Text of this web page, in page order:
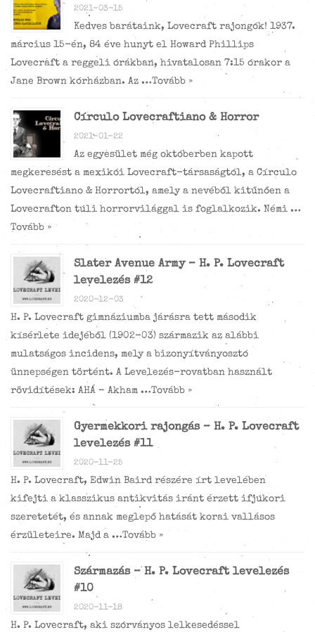
2021-03-15
Kedves barátaink, Lovecraft rajongók! 1937.
március 15-én, 84 éve hunyt el Howard Phillips
Lovecraft a reggeli órákban, hivatalosan 7:15 órakor a
Jane Brown kórházban. Az …Tovább »
Círculo Lovecraftiano & Horror
2021-01-22
Az egyesület még októberben kapott
megkeresést a mexikói Lovecraft-társaságtól, a Círculo
Lovecraftiano & Horrortól, amely a nevéből kitűnően a
Lovecrafton túli horrorvilággal is foglalkozik. Némi …
Tovább »
Slater Avenue Army – H. P. Lovecraft
levelezés #12
2020-12-03
H. P. Lovecraft gimnáziumba járásra tett második
kísérlete idejéből (1902-03) származik az alábbi
mulatságos incidens, mely a bizonyítványosztó
ünnepségen történt. A Levelezés-rovatban használt
rövidítések: AHÁ – Akham …Tovább »
Gyermekkori rajongás – H. P. Lovecraft
levelezés #11
2020-11-25
H. P. Lovecraft, Edwin Baird részére írt levelében
kifejti a klasszikus antikvitás iránt érzett ifjúkori
szeretetét, és annak meglepő hatását korai vallásos
érzületeire. Majd a …Tovább »
Származás – H. P. Lovecraft levelezés
#10
2020-11-18
H. P. Lovecraft, aki szórványos lelkesedéssel